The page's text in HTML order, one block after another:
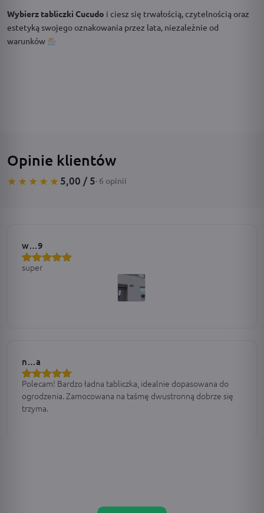
Wybierz tabliczki Cucudo i ciesz się trwałością, czytelnością oraz
estetyką swojego oznakowania przez lata, niezależnie od
warunków
Opinie klientów
★★★★★5,00 / 5· 6 opinii
w…9
Oceniono
super
n…a
Oceniono5
na 5
Polecam! Bardzo ładna tabliczka, idealnie dopasowana do
ogrodzenia. Zamocowana na taśmę dwustronną dobrze się
trzyma.